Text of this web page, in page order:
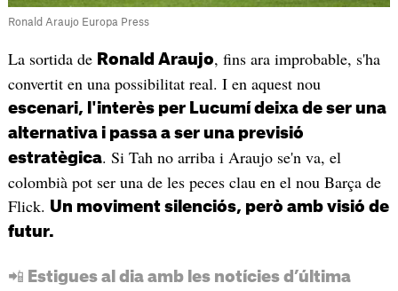
Ronald Araujo Europa Press
La sortida de Ronald Araujo, fins ara improbable, s'ha
convertit en una possibilitat real. I en aquest nou
escenari, l'interès per Lucumí deixa de ser una
alternativa i passa a ser una previsió
estratègica. Si Tah no arriba i Araujo se'n va, el
colombià pot ser una de les peces clau en el nou Barça de
Flick. Un moviment silenciós, però amb visió de
futur.
📲 Estigues al dia amb les notícies d’última